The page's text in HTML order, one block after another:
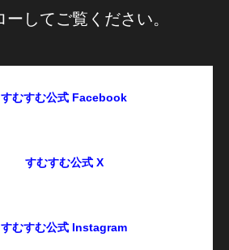
してご覧ください。
すむすむ公式 Facebook
すむすむ公式 X
すむすむ公式 Instagram